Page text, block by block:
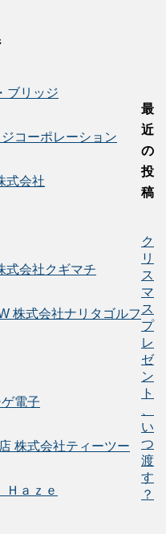
ブリッジ
コーポレーション
式会社
式会社クギマチ
株式会社ナリタゴルフ
電子
株式会社ティーツー
ａｚｅ
最
近
の
投
稿
ク
リ
ス
マ
ス
プ
レ
ゼ
ン
ト
い
つ
渡
す
？